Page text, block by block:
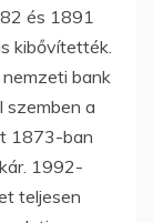
és 1891
kibővítették.
bank
szemben a
1873-ban
1992-
teljesen